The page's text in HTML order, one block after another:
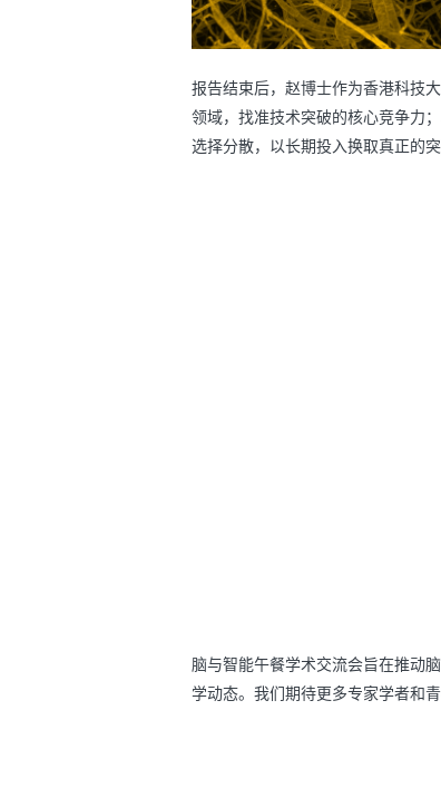
报告结束后，赵博士作为香港科技
领域，找准技术突破的核心竞争力
选择分散，以长期投入换取真正的
脑与智能午餐学术交流会旨在推动
学动态。我们期待更多专家学者和